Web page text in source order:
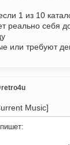
1 из 10
реально себя
или требуют
Music]
пишет: